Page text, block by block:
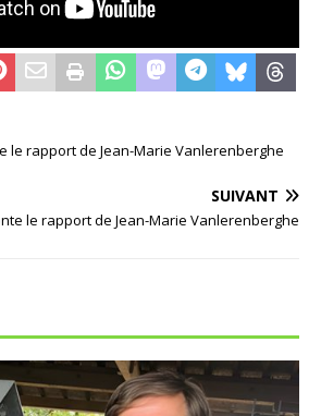
le rapport de Jean-Marie Vanlerenberghe
SUIVANT
le rapport de Jean-Marie Vanlerenberghe